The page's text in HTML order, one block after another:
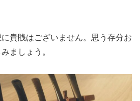
貴賎はございません。思う存分お
ましょう。